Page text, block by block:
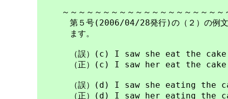
～～～～～～～～～～～～～～～～～～～～
第５号(2006/04/28発行)の（２）の例文
ます。
（誤）(c) I saw she eat the
（正）(c) I saw her eat the
（誤）(d) I saw she eating the
（正）(d) I saw her eating the